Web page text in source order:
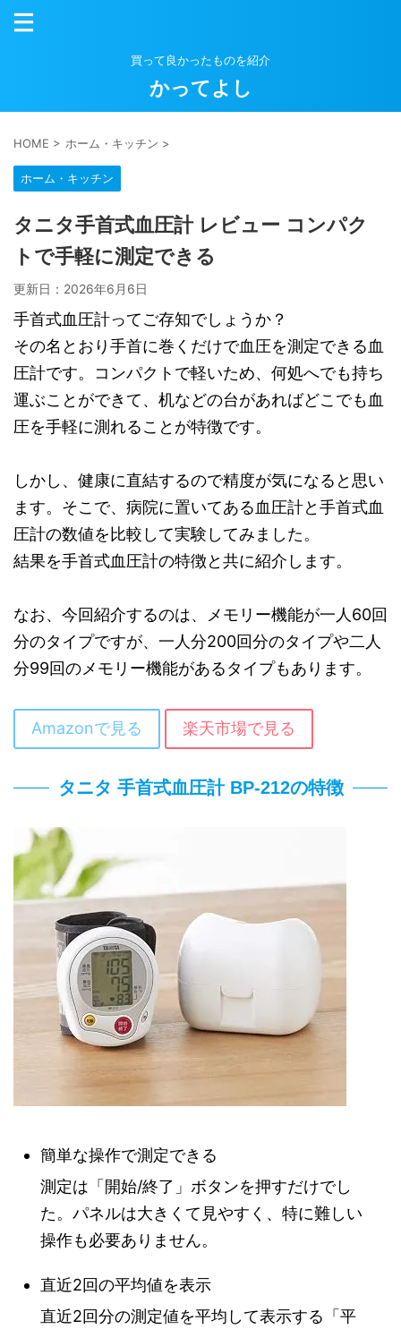
買って良かったものを紹介
かってよし
HOME > ホーム・キッチン >
ホーム・キッチン
タニタ手首式血圧計 レビュー コンパク
トで手軽に測定できる
更新日： 2026年6月6日
手首式血圧計ってご存知でしょうか？
その名とおり手首に巻くだけで血圧を測定できる血
圧計です。コンパクトで軽いため、何処へでも持ち
運ぶことができて、机などの台があればどこでも血
圧を手軽に測れることが特徴です。
しかし、健康に直結するので精度が気になると思い
ます。そこで、病院に置いてある血圧計と手首式血
圧計の数値を比較して実験してみました。
結果を手首式血圧計の特徴と共に紹介します。
なお、今回紹介するのは、メモリー機能が一人60回
分のタイプですが、一人分200回分のタイプや二人
分99回のメモリー機能があるタイプもあります。
Amazonで見る 楽天市場で見る
タニタ 手首式血圧計 BP-212の特徴
簡単な操作で測定できる
測定は「開始/終了」ボタンを押すだけでし
た。パネルは大きくて見やすく、特に難しい
操作も必要ありません。
直近2回の平均値を表示
直近2回分の測定値を平均して表示する「平